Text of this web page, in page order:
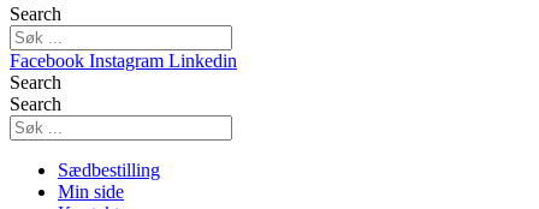
Search
Facebook Instagram Linkedin
Search
Search
Sædbestilling
Min side